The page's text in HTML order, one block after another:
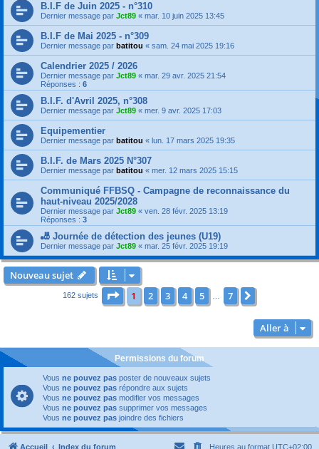
B.I.F de Juin 2025 - n°310
Dernier message par Jct89 « mar. 10 juin 2025 13:45
B.I.F de Mai 2025 - n°309
Dernier message par batitou « sam. 24 mai 2025 19:16
Calendrier 2025 / 2026
Dernier message par Jct89 « mar. 29 avr. 2025 21:54
Réponses : 6
B.I.F. d'Avril 2025, n°308
Dernier message par Jct89 « mer. 9 avr. 2025 17:03
Equipementier
Dernier message par batitou « lun. 17 mars 2025 19:35
B.I.F. de Mars 2025 N°307
Dernier message par batitou « mer. 12 mars 2025 15:15
Communiqué FFBSQ - Campagne de reconnaissance du
haut-niveau 2025/2028
Dernier message par Jct89 « ven. 28 févr. 2025 13:19
Réponses : 3
🎳 Journée de détection des jeunes (U19)
Dernier message par Jct89 « mar. 25 févr. 2025 19:19
Nouveau sujet
162 sujets Page sur7
1 2 3 4 5 7
Aller à
Permissions du forum
Vous ne pouvez pas poster de nouveaux sujets
Vous ne pouvez pas répondre aux sujets
Vous ne pouvez pas modifier vos messages
Vous ne pouvez pas supprimer vos messages
Vous ne pouvez pas joindre des fichiers
Accueil Index du forum Heures au format UTC+02:00